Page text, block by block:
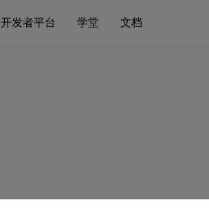
开发者平台 学堂 文档